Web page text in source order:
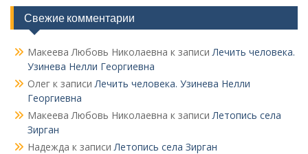
Свежие комментарии
Макеева Любовь Николаевна к записиЛечить человека.
Узинева Нелли Георгиевна
Олег к записиЛечить человека. Узинева Нелли
Георгиевна
Макеева Любовь Николаевна к записиЛетопись села
Зирган
Надежда к записиЛетопись села Зирган